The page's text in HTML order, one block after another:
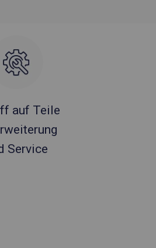
auf Teile
Service